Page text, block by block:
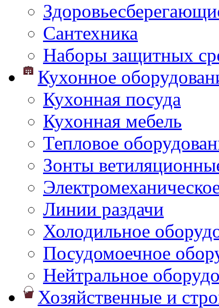
Сантехника
Наборы защитных
Кухонное
Кухонная посуда
Кухонная мебель
Тепловое
Зонты
Линии раздачи
Холодильное
Посудомоечное
Нейтральное
Хозяйственные и